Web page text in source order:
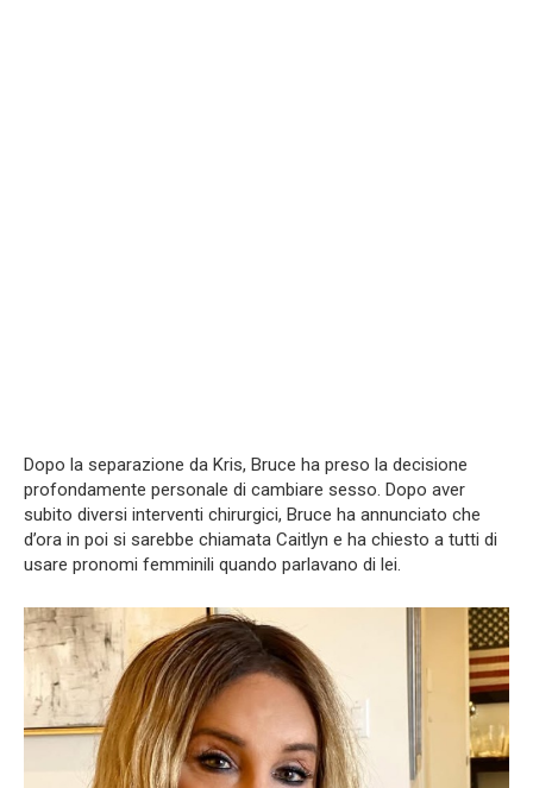
Dopo la separazione da Kris, Bruce ha preso la decisione
profondamente personale di cambiare sesso. Dopo aver
subito diversi interventi chirurgici, Bruce ha annunciato che
d’ora in poi si sarebbe chiamata Caitlyn e ha chiesto a tutti di
usare pronomi femminili quando parlavano di lei.